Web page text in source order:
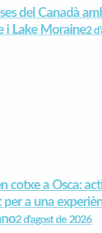
del Canadà
i Lake Moraine2
cotxe a Osca:
a una
2 d'agost de 2026